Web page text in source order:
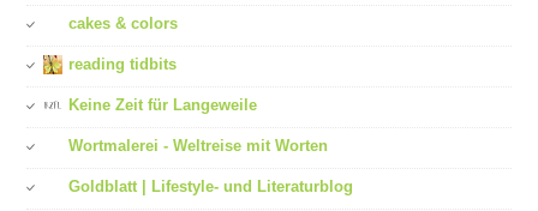
cakes & colors
reading tidbits
Keine Zeit für Langeweile
Wortmalerei - Weltreise mit Worten
Goldblatt | Lifestyle- und Literaturblog